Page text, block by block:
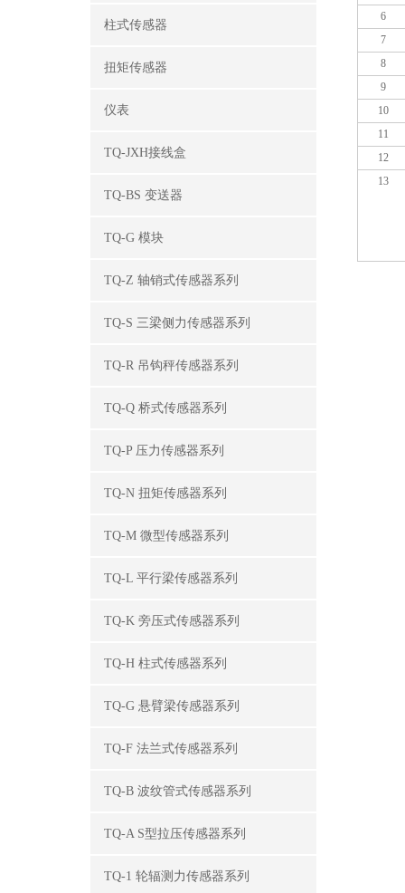
柱式传感器
扭矩传感器
仪表
TQ-JXH接线盒
TQ-BS 变送器
TQ-G 模块
TQ-Z 轴销式传感器系列
TQ-S 三梁侧力传感器系列
TQ-R 吊钩秤传感器系列
TQ-Q 桥式传感器系列
TQ-P 压力传感器系列
TQ-N 扭矩传感器系列
TQ-M 微型传感器系列
TQ-L 平行梁传感器系列
TQ-K 旁压式传感器系列
TQ-H 柱式传感器系列
TQ-G 悬臂梁传感器系列
TQ-F 法兰式传感器系列
TQ-B 波纹管式传感器系列
TQ-A S型拉压传感器系列
TQ-1 轮辐测力传感器系列
6
7
8
9
10
11
12
13